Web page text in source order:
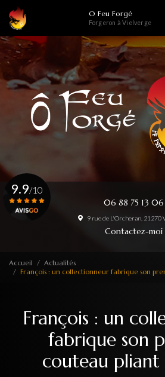
contenu
principal
O Feu Forgé
Forgeron à Vielverge
06 88 75 13 06
9 rue de L'Orcheran, 21270
Contactez-moi
9.9/10
Accueil
Actualités
François : un collectionneur fabrique son
François : un
fabrique son
couteau pliant